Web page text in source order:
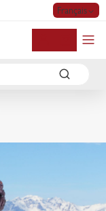
Français
Mon compte